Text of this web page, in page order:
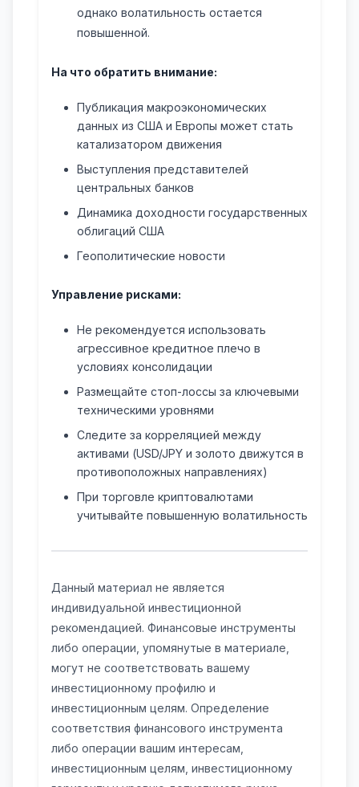
однако волатильность остается
повышенной.
На что обратить внимание:
Публикация макроэкономических
данных из США и Европы может стать
катализатором движения
Выступления представителей
центральных банков
Динамика доходности государственных
облигаций США
Геополитические новости
Управление рисками:
Не рекомендуется использовать
агрессивное кредитное плечо в
условиях консолидации
Размещайте стоп-лоссы за ключевыми
техническими уровнями
Следите за корреляцией между
активами (USD/JPY и золото движутся в
противоположных направлениях)
При торговле криптовалютами
учитывайте повышенную волатильность
Данный материал не является
индивидуальной инвестиционной
рекомендацией. Финансовые инструменты
либо операции, упомянутые в материале,
могут не соответствовать вашему
инвестиционному профилю и
инвестиционным целям. Определение
соответствия финансового инструмента
либо операции вашим интересам,
инвестиционным целям, инвестиционному